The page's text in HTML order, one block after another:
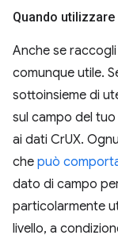
Quando utilizzare
Anche se
comunque utile.
sottoinsieme di
sul campo del
ai dati CrUX.
che può
dato di campo
particolarmente
livello, a